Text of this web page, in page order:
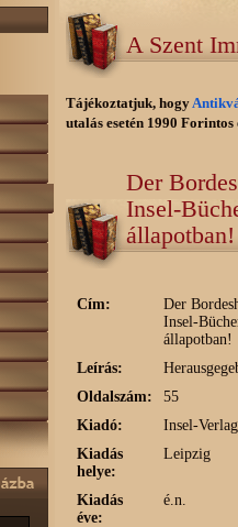
A Szent
Tájékoztatjuk, hogy
utalás esetén 1990
Der
Insel-
állapotban!
Cím:
Der
Insel-
állapotban!
Leírás:
Oldalszám:
55
Kiadó:
Insel-Verlag
Kiadás
helye:
Leipzig
Kiadás
éve:
é.n.